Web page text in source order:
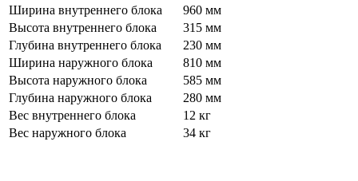
Ширина внутреннего блока
960 мм
Высота внутреннего блока
315 мм
Глубина внутреннего блока
230 мм
Ширина наружного блока
810 мм
Высота наружного блока
585 мм
Глубина наружного блока
280 мм
Вес внутреннего блока
12 кг
Вес наружного блока
34 кг